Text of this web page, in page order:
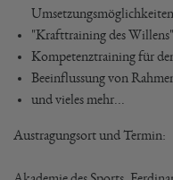
Umsetzungsmöglichkeiten
"Krafttraining des Willens"
Kompetenztraining für
Beeinflussung von
und vieles mehr...
Austragungsort und Termin: